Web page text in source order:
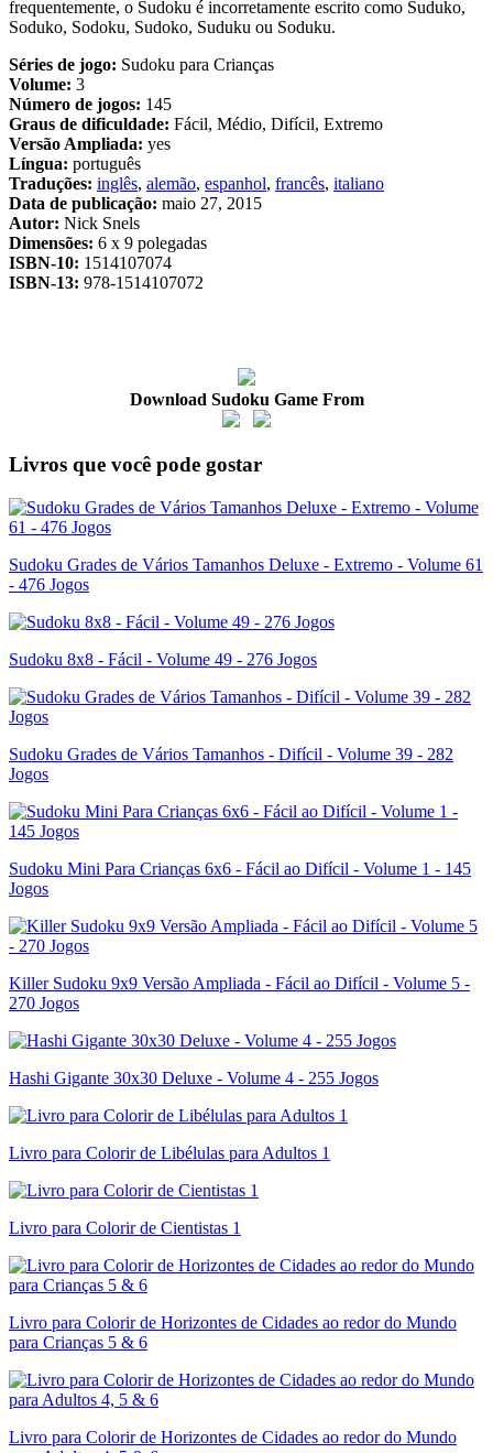
frequentemente, o Sudoku é incorretamente escrito como Suduko,
Soduko, Sodoku, Sudoko, Suduku ou Soduku.
Séries de jogo: Sudoku para Crianças
Volume: 3
Número de jogos: 145
Graus de dificuldade: Fácil, Médio, Difícil, Extremo
Versão Ampliada: yes
Língua: português
Traduções: inglês, alemão, espanhol, francês, italiano
Data de publicação: maio 27, 2015
Autor: Nick Snels
Dimensões: 6 x 9 polegadas
ISBN-10: 1514107074
ISBN-13: 978-1514107072
Download Sudoku Game From
Livros que você pode gostar
Sudoku Grades de Vários Tamanhos Deluxe - Extremo - Volume 61
- 476 Jogos
Sudoku 8x8 - Fácil - Volume 49 - 276 Jogos
Sudoku Grades de Vários Tamanhos - Difícil - Volume 39 - 282
Jogos
Sudoku Mini Para Crianças 6x6 - Fácil ao Difícil - Volume 1 - 145
Jogos
Killer Sudoku 9x9 Versão Ampliada - Fácil ao Difícil - Volume 5 -
270 Jogos
Hashi Gigante 30x30 Deluxe - Volume 4 - 255 Jogos
Livro para Colorir de Libélulas para Adultos 1
Livro para Colorir de Cientistas 1
Livro para Colorir de Horizontes de Cidades ao redor do Mundo
para Crianças 5 & 6
Livro para Colorir de Horizontes de Cidades ao redor do Mundo